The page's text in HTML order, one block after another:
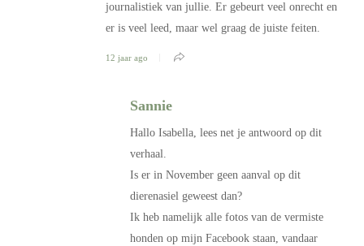
journalistiek van jullie. Er gebeurt veel onrecht en
er is veel leed, maar wel graag de juiste feiten.
12 jaar ago
Sannie
Hallo Isabella, lees net je antwoord op dit
verhaal.
Is er in November geen aanval op dit
dierenasiel geweest dan?
Ik heb namelijk alle fotos van de vermiste
honden op mijn Facebook staan, vandaar